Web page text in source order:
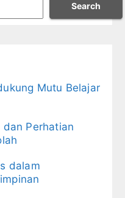
Search
Mutu Belajar
dan Perhatian
dalam